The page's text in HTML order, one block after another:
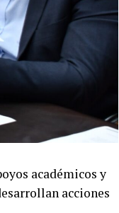
académicos y
acciones